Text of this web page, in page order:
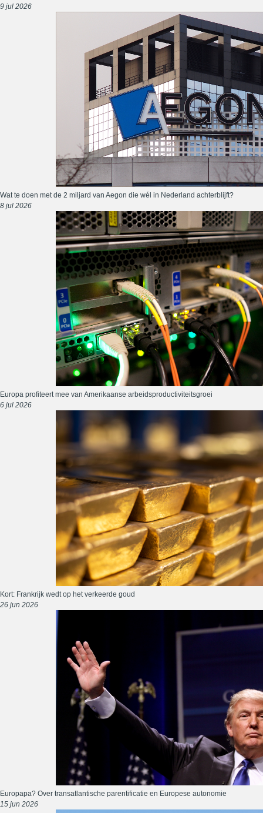
9 jul 2026
Wat te doen met de 2 miljard van Aegon die wél in Nederland achterblijft?
8 jul 2026
Europa profiteert mee van Amerikaanse arbeidsproductiviteitsgroei
6 jul 2026
Kort: Frankrijk wedt op het verkeerde goud
26 jun 2026
Europapa? Over transatlantische parentificatie en Europese autonomie
15 jun 2026